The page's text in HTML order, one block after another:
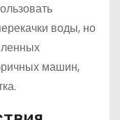
воды, но
машин,